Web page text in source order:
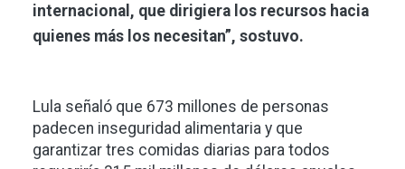
internacional, que dirigiera los recursos hacia
quienes más los necesitan”, sostuvo.
Lula señaló que 673 millones de personas
padecen inseguridad alimentaria y que
garantizar tres comidas diarias para todos